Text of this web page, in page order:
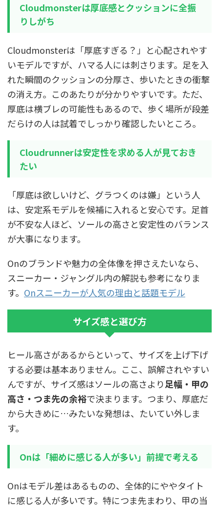
Cloudmonsterは厚底感とクッションに全振
りしがち
Cloudmonsterは「厚底すぎる？」と心配されやす
いモデルですが、ハマる人には刺さります。足を入
れた瞬間のクッションの分厚さ、歩いたときの衝撃
の消え方。このあたりが分かりやすいです。ただ、
厚底は横ブレの可能性もあるので、歩く場所が段差
だらけの人は試着でしっかり確認したいところ。
Cloudrunnerは安定性を求める人が見ておき
たい
「厚底は欲しいけど、グラつくのは嫌」という人
は、安定系モデルを候補に入れると安心です。足首
が不安な人ほど、ソールの高さと安定性のバランス
が大事になります。
Onのブランドや魅力の全体像を押さえたいなら、
スニーカー・ジャングル内の解説も参考になりま
す。 Onスニーカーが人気の理由と話題モデル
サイズ感と選び方
ヒール高さがあるからといって、サイズを上げ下げ
する必要は基本ありません。ここ、誤解されやすい
んですが、サイズ感はソールの高さより足幅・甲の
高さ・つま先の余裕で決まります。つまり、厚底だ
から大きめに…みたいな発想は、たいてい外しま
す。
Onは「細めに感じる人が多い」前提で考える
Onはモデル差はあるものの、全体的にややタイト
に感じる人が多いです。特につま先まわり、甲の当